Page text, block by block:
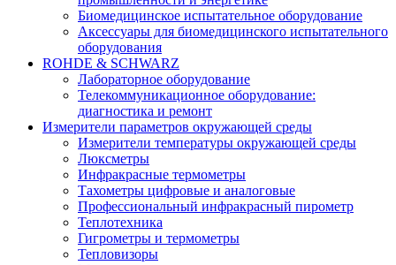
Биомедицинское испытательное оборудование
Аксессуары для биомедицинского испытательного
оборудования
ROHDE & SCHWARZ
Лабораторное оборудование
Телекоммуникационное оборудование:
диагностика и ремонт
Измерители параметров окружающей среды
Измерители температуры окружающей среды
Люксметры
Инфракрасные термометры
Тахометры цифровые и аналоговые
Профессиональный инфракрасный пирометр
Теплотехника
Гигрометры и термометры
Тепловизоры